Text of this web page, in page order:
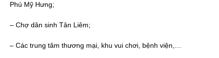
Phú Mỹ Hưng;
– Chợ dân sinh Tân Liêm;
– Các trung tâm thương mại, khu vui chơi, bệnh viện,…